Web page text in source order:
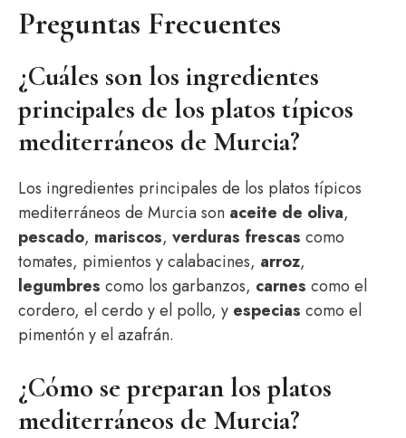
Preguntas Frecuentes
¿Cuáles son los ingredientes
principales de los platos típicos
mediterráneos de Murcia?
Los ingredientes principales de los platos típicos
mediterráneos de Murcia son aceite de oliva,
pescado, mariscos, verduras frescas como
tomates, pimientos y calabacines, arroz,
legumbres como los garbanzos, carnes como el
cordero, el cerdo y el pollo, y especias como el
pimentón y el azafrán.
¿Cómo se preparan los platos
mediterráneos de Murcia?